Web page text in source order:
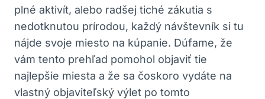
plné aktivít, alebo radšej tiché zákutia s
nedotknutou prírodou, každý návštevník si tu
nájde svoje miesto na kúpanie. Dúfame, že
vám tento prehľad pomohol objaviť tie
najlepšie miesta a že sa čoskoro vydáte na
vlastný objaviteľský výlet po tomto